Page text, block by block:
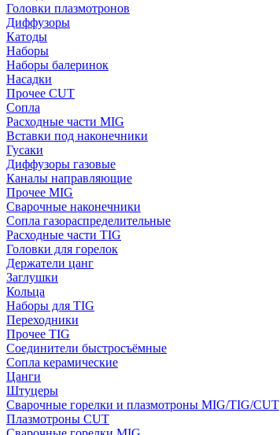
Головки плазмотронов
Диффузоры
Катоды
Наборы
Наборы балеринок
Насадки
Прочее CUT
Сопла
Расходные части MIG
Вставки под наконечники
Гусаки
Диффузоры газовые
Каналы направляющие
Прочее MIG
Сварочные наконечники
Сопла газораспределительные
Расходные части TIG
Головки для горелок
Держатели цанг
Заглушки
Кольца
Наборы для TIG
Переходники
Прочее TIG
Соединители быстросъёмные
Сопла керамические
Цанги
Штуцеры
Сварочные горелки и плазмотроны MIG/TIG/CUT
Плазмотроны CUT